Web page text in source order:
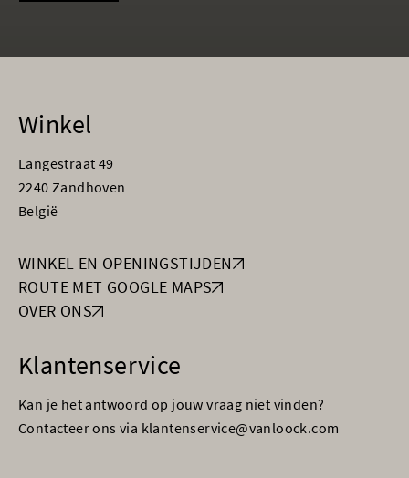
Winkel
Langestraat 49
2240 Zandhoven
België
WINKEL EN OPENINGSTIJDEN
ROUTE MET GOOGLE MAPS
OVER ONS
Klantenservice
Kan je het antwoord op jouw vraag niet vinden?
Contacteer ons via klantenservice@vanloock.com